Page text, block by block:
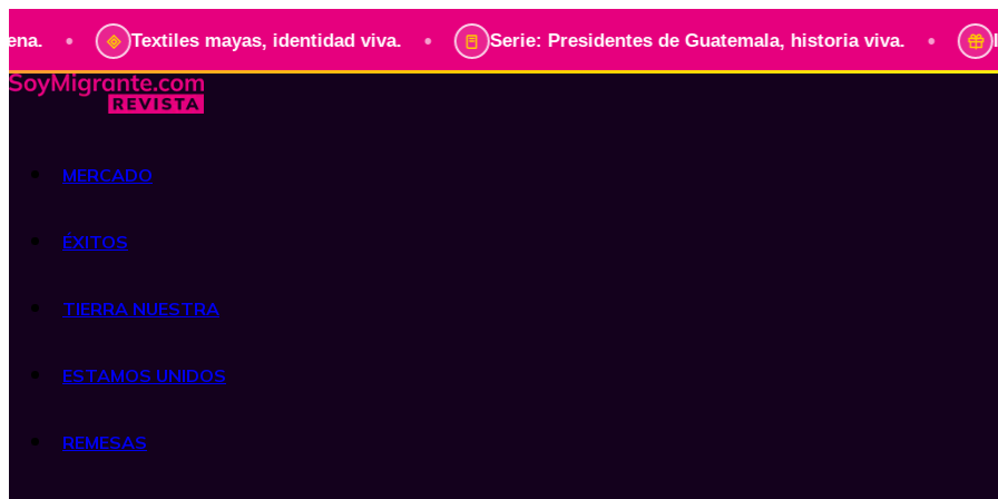
Textiles mayas, identidad viva. • Serie: Presidentes de Guatemala, historia viva. •
MERCADO
ÉXITOS
TIERRA NUESTRA
ESTAMOS UNIDOS
REMESAS